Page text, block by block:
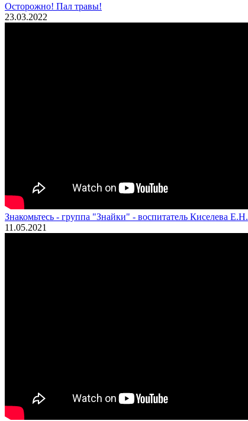
Осторожно! Пал травы!
23.03.2022
Знакомьтесь - группа "Знайки" - воспитатель Киселева Е.Н.
11.05.2021